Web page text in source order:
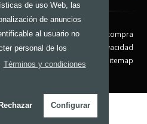
de uso Web, las
de anuncios
al usuario no
personal de los
Términos y condiciones
Rechazar Configurar
Aviso Legal
Condiciones de compra
devolución
Política de Privacidad
Política de Cookies
Sitemap